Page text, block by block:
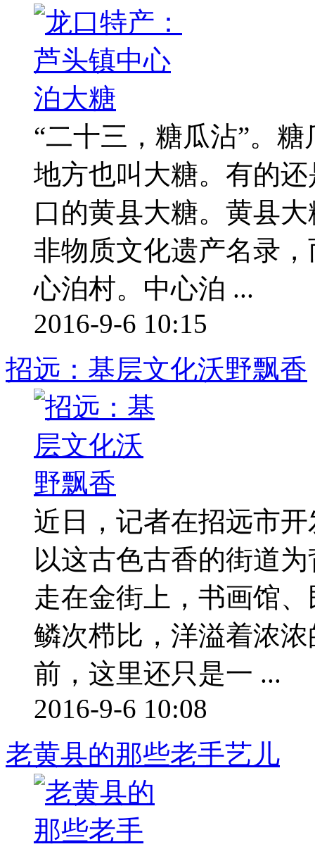
“二十三，糖瓜沾”。
地方也叫大糖。有的
口的黄县大糖。黄县
非物质文化遗产名录
心泊村。中心泊 ...
2016-9-6 10:15
招远：基层文化沃野飘香
近日，记者在招远市
以这古色古香的街道
走在金街上，书画馆
鳞次栉比，洋溢着浓
前，这里还只是一 ...
2016-9-6 10:08
老黄县的那些老手艺儿